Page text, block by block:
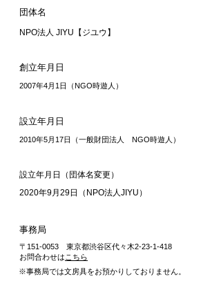
団体名
NPO法人 JIYU【ジユウ】
創立年月日
2007年4月1日（NGO時遊人）
設立年月日
2010年5月17日（一般財団法人 NGO時遊人 ）
設立年月日（団体名変更）
2020年9月29日（NPO法人JIYU ）
事務局
〒151-0053 東京都渋谷区代々木2-23-1-418
お問合わせは こちら
※事務局では文房具をお預かりしておりません。